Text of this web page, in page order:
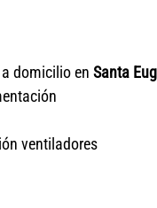
domicilio en Santa
ventiladores